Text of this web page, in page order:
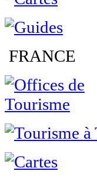
FRANCE